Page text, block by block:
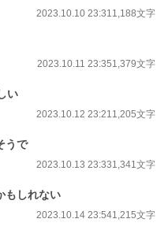
2023.10.10 23:311,188文字
2023.10.11 23:351,379文字
い
2023.10.12 23:211,205文字
うで
2023.10.13 23:331,341文字
もしれない
2023.10.14 23:541,215文字